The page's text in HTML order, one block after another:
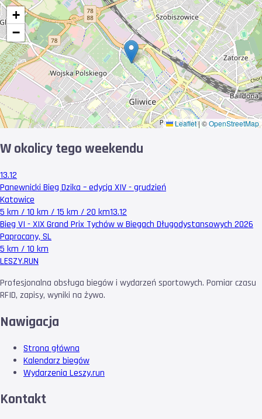
+
−
Leaflet| ©OpenStreetMap
W okolicy tego weekendu
13.12
Panewnicki Bieg Dzika – edycja XIV - grudzień
Katowice
5 km / 10 km / 15 km / 20 km13.12
Bieg VI - XIX Grand Prix Tychów w Biegach Długodystansowych 2026
Paprocany, SL
5 km / 10 km
LESZY.RUN
Profesjonalna obsługa biegów i wydarzeń sportowych. Pomiar czasu
RFID, zapisy, wyniki na żywo.
Nawigacja
Strona główna
Kalendarz biegów
Wydarzenia Leszy.run
Kontakt